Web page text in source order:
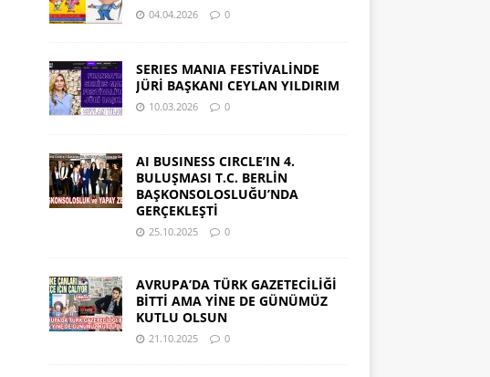
04.04.2026 0
SERIES MANIA FESTİVALİNDE
JÜRİ BAŞKANI CEYLAN YILDIRIM
10.03.2026 0
AI BUSINESS CIRCLE’IN 4.
BULUŞMASI T.C. BERLİN
BAŞKONSOLOSLUĞU’NDA
GERÇEKLEŞTİ
25.10.2025 0
AVRUPA’DA TÜRK GAZETECİLİĞİ
BİTTİ AMA YİNE DE GÜNÜMÜZ
KUTLU OLSUN
21.10.2025 0